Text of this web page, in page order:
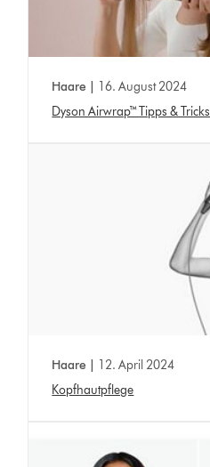
Haare |
16. August 2024
Dyson Airwrap™ Tipps & Tricks
Haare |
12. April 2024
Kopfhautpflege